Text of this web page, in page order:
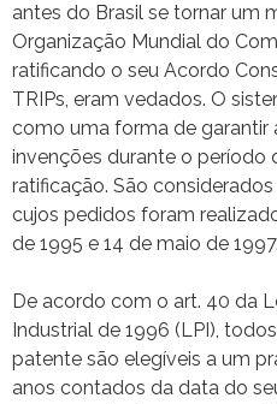
antes do Brasil se tornar um
Organização Mundial do
ratificando o seu Acordo
TRIPs, eram vedados. O
como uma forma de garantir
invenções durante o período
ratificação. São
cujos pedidos foram
de 1995 e 14 de maio de 1997.
De acordo com o art. 40 da
Industrial de 1996 (LPI),
patente são elegíveis a um
anos contados da data do